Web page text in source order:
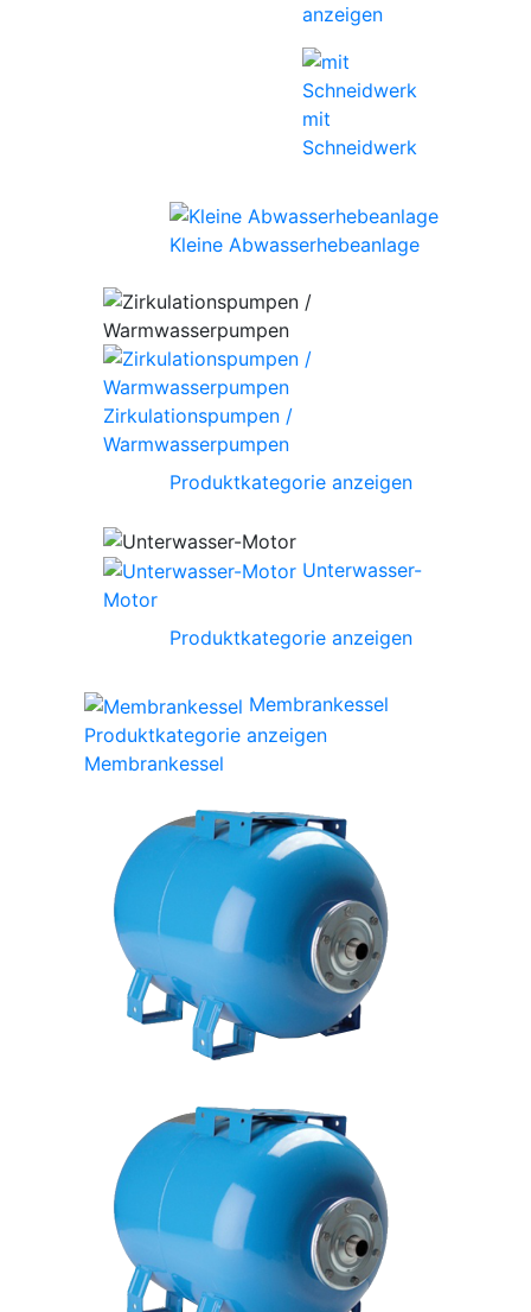
anzeigen
mit
Schneidwerk
Kleine Abwasserhebeanlage
Zirkulationspumpen /
Warmwasserpumpen
Produktkategorie anzeigen
Unterwasser-
Motor
Produktkategorie anzeigen
Membrankessel
Produktkategorie anzeigen
Membrankessel